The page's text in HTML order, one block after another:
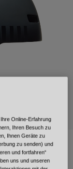
Online-Erfahrung
Ihren Besuch zu
Ihnen Geräte zu
zu senden) und
und fortfahren“
uns und unseren